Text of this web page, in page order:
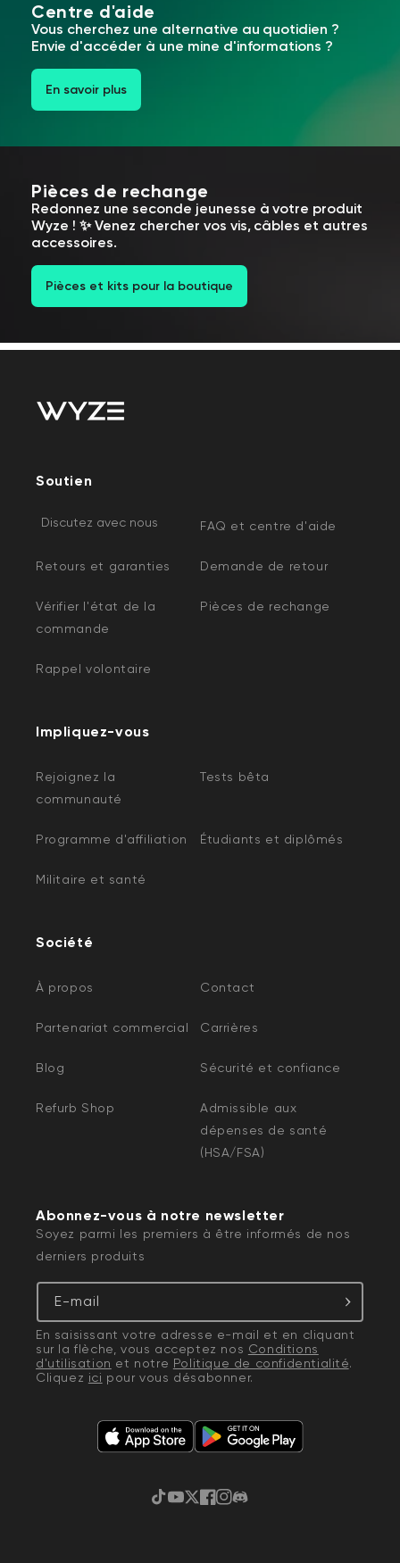
Centre d'aide
Vous cherchez une alternative au quotidien ?
Envie d'accéder à une mine d'informations ?
En savoir plus
Pièces de rechange
Redonnez une seconde jeunesse à votre produit
Wyze ! ✨ Venez chercher vos vis, câbles et autres
accessoires.
Pièces et kits pour la boutique
Soutien
Discutez avec nous FAQ et centre d'aide
Retours et garanties Demande de retour
Vérifier l'état de la
commande
Pièces de rechange
Rappel volontaire
Impliquez-vous
Rejoignez la
communauté
Tests bêta
Programme d'affiliation Étudiants et diplômés
Militaire et santé
Société
À propos Contact
Partenariat commercial Carrières
Blog Sécurité et confiance
Refurb Shop
Admissible aux
dépenses de santé
(HSA/FSA)
Abonnez-vous à notre newsletter
Soyez parmi les premiers à être informés de nos
derniers produits
E-mail
En saisissant votre adresse e-mail et en cliquant
sur la flèche, vous acceptez nos Conditions
d'utilisation et notre Politique de confidentialité.
Cliquez ici pour vous désabonner.
TikTokYouTube
Gazouillement
Facebook
Instagram
Discorde